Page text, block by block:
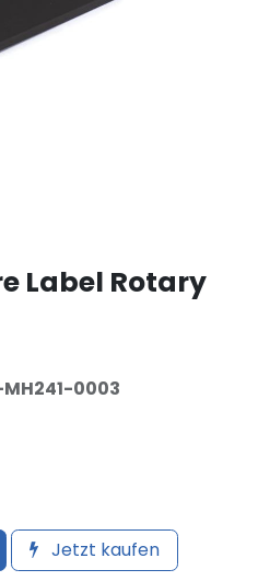
Label Rotary
0003
Jetzt kaufen